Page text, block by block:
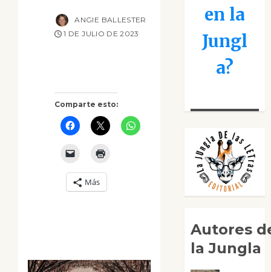
Comparte esto:
Más
ANGIE BALLESTER
1 DE JULIO DE 2023
en la
Jungl
a?
Autores
la Jungla